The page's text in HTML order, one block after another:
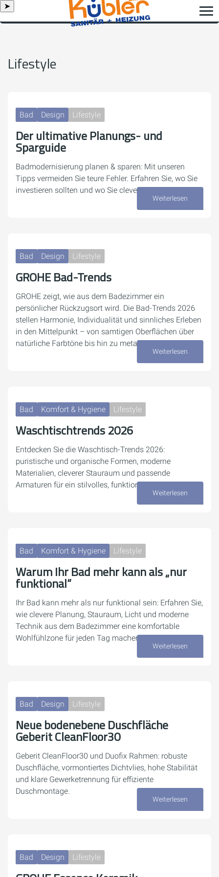
➤
Lifestyle
Bad Design Lifestyle
Der ultimative Planungs- und
Sparguide
Badmodernisierung planen & sparen: Mit unseren
Tipps vermeiden Sie teure Fehler. Erfahren Sie, wo Sie
investieren sollten und wo Sie clever sparen können.
Weiterlesen
Bad Design Lifestyle
GROHE Bad-Trends
GROHE zeigt, wie aus dem Badezimmer ein
persönlicher Rückzugsort wird. Die Bad-Trends 2026
stellen Harmonie, Individualität und sinnliches Erleben
in den Mittelpunkt – von samtigen Oberflächen über
natürliche Farbtöne bis hin zu metallischen…
Weiterlesen
Bad Komfort & Hygiene Lifestyle
Waschtischtrends 2026
Entdecken Sie die Waschtisch-Trends 2026:
puristische und organische Formen, moderne
Materialien, cleverer Stauraum und passende
Armaturen für ein stilvolles, funktionales Bad.
Weiterlesen
Bad Komfort & Hygiene Lifestyle
Warum Ihr Bad mehr kann als „nur
funktional“
Ihr Bad kann mehr als nur funktional sein: Erfahren Sie,
wie clevere Planung, Stauraum, Licht und moderne
Technik aus dem Badezimmer eine komfortable
Wohlfühlzone für jeden Tag machen.
Weiterlesen
Bad Design Lifestyle
Neue bodenebene Duschfläche
Geberit CleanFloor30
Geberit CleanFloor30 und Duofix Rahmen: robuste
Duschfläche, vormontiertes Dichtvlies, hohe Stabilität
und klare Gewerketrennung für effiziente
Duschmontage.
Weiterlesen
Bad Design Lifestyle